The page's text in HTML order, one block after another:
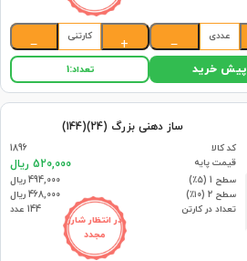
عددی
−
+
کارتنی
−
پیش خرید تعداد:1
در انتظار شارژ
مجدد
ساز دهنی بزرگ (24)(144)
کد کالا
1896
قیمت پایه
520,000 ریال
سطح 1 (۵٪)
494,000 ریال
سطح 2 (۱۰٪)
468,000 ریال
تعداد در کارتن
144 عدد